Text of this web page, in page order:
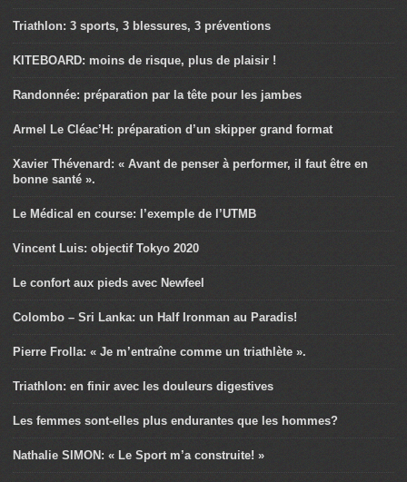
Triathlon: 3 sports, 3 blessures, 3 préventions
KITEBOARD: moins de risque, plus de plaisir !
Randonnée: préparation par la tête pour les jambes
Armel Le Cléac’H: préparation d’un skipper grand format
Xavier Thévenard: « Avant de penser à performer, il faut être en
bonne santé ».
Le Médical en course: l’exemple de l’UTMB
Vincent Luis: objectif Tokyo 2020
Le confort aux pieds avec Newfeel
Colombo – Sri Lanka: un Half Ironman au Paradis!
Pierre Frolla: « Je m’entraîne comme un triathlète ».
Triathlon: en finir avec les douleurs digestives
Les femmes sont-elles plus endurantes que les hommes?
Nathalie SIMON: « Le Sport m’a construite! »